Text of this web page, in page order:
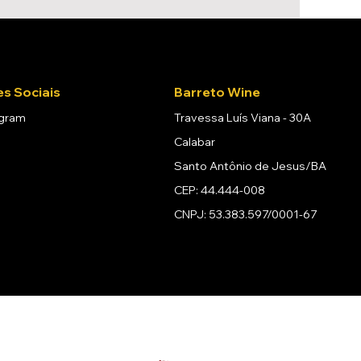
Sociais Barreto Wine
Travessa Luís Viana - 30A
Calabar
Santo Antônio de Jesus/BA
CEP: 44.444-008
CNPJ: 53.383.597/0001-67